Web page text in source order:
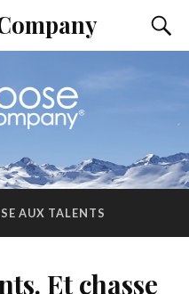
AUX TALENTS
Et chasse